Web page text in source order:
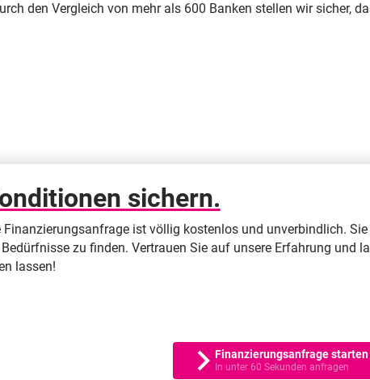
den Vergleich von mehr als 600 Banken stellen wir sicher,
sichern.
ist völlig kostenlos und unverbindlich.
zu finden. Vertrauen Sie auf unsere Erfahrung und
lassen!
Finanzierungsanfrage
In unter 60 Sekunden anfragen